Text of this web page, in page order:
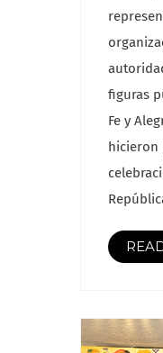
figuras
Fe y
hicieron